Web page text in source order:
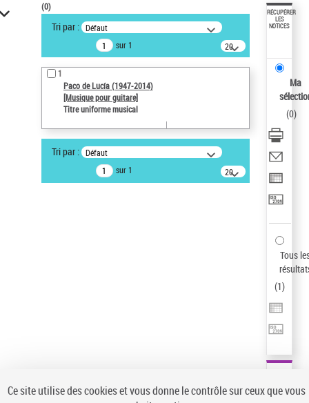
VOTRE RECHERCHE
Recherche avancée dans les
notices d’autorité
Œuvres liées à l'auteur :
Paco de Lucía (1947-2014)
Type de notice d'autorité
Statut de la notice d’autorité
Notice élémentaire
Sauvegarder votre recherche
(0)
Tri par : Défaut
sur 1
20
résultats/page
1
Paco de Lucía (1947-2014)
[Musique pour guitare]
Titre uniforme musical
Tri par : Défaut
sur 1
20
résultats/page
RÉCUPÉRER
LES
NOTICES
Ma
(0)
Tous
(1)
Ce site utilise des cookies et vous donne le contrôle sur ceux que vous